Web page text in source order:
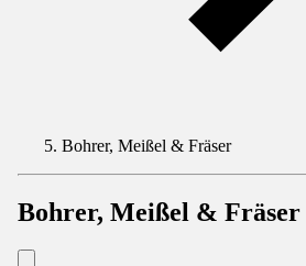
Bohrer, Meißel & Fräser
Bohrer, Meißel & Fräser